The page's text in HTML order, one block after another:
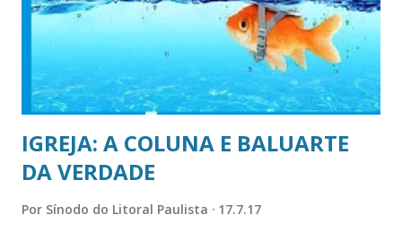
tratamento de reverendo e ele me exortou: “Por favor, me
chame de pastor. O termo reverendo é muito forte e
formal. Reverência somente a Deus”. Que coisa! Eu não
estava de forma al...
IGREJA: A COLUNA E BALUARTE
DA VERDADE
Por Sínodo do Litoral Paulista 17.7.17